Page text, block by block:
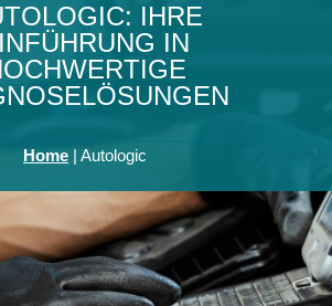
IHRE
IN
Home | Autologic